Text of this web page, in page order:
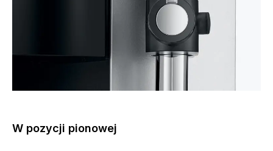
W pozycji pionowej